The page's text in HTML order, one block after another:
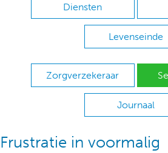
Diensten
Levenseinde
Zorgverzekeraar
Journaal
Frustratie in voormalig